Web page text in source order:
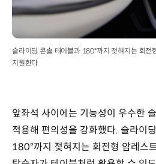
슬라이딩 콘솔 테이블과 180°까지 젖혀지는 회전
지원한다
앞좌석 사이에는 기능성이 우수한
적용해 편의성을 강화했다. 슬라이
180°까지 젖혀지는 회전형 암레스